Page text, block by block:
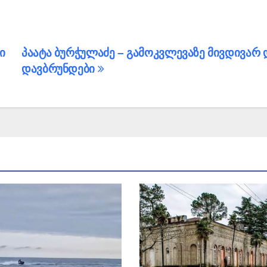
პაატა ბურჭულაძე – გამოკვლევაზე მივდივარ
დავბრუნდები